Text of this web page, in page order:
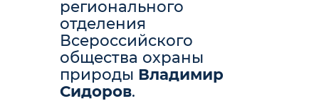
регионального
отделения
Всероссийского
общества охраны
природы Владимир
Сидоров.